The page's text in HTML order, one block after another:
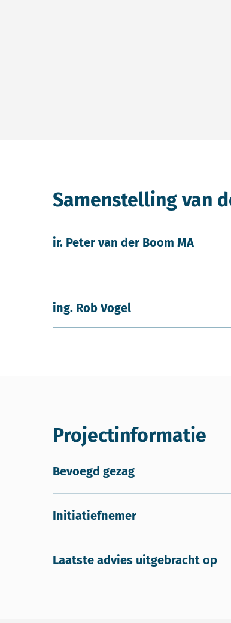
Samenstelling van
ir. Peter van der Boom MA
ing. Rob Vogel
Projectinformatie
Bevoegd gezag
Initiatiefnemer
Laatste advies uitgebracht op